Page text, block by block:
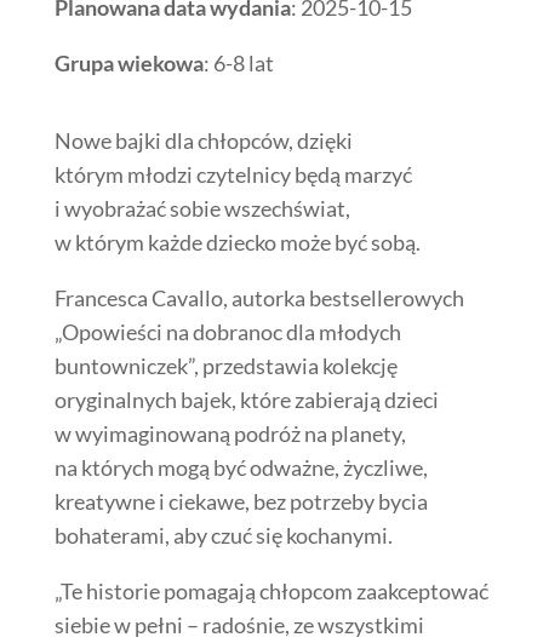
Planowana data wydania: 2025-10-15
Grupa wiekowa: 6-8 lat
Nowe bajki dla chłopców, dzięki
którym młodzi czytelnicy będą marzyć
i wyobrażać sobie wszechświat,
w którym każde dziecko może być sobą.
Francesca Cavallo, autorka bestsellerowych
„Opowieści na dobranoc dla młodych
buntowniczek”, przedstawia kolekcję
oryginalnych bajek, które zabierają dzieci
w wyimaginowaną podróż na planety,
na których mogą być odważne, życzliwe,
kreatywne i ciekawe, bez potrzeby bycia
bohaterami, aby czuć się kochanymi.
„Te historie pomagają chłopcom zaakceptować
siebie w pełni – radośnie, ze wszystkimi